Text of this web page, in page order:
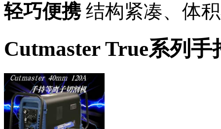
轻巧便携结构紧凑、体
Cutmaster True系列